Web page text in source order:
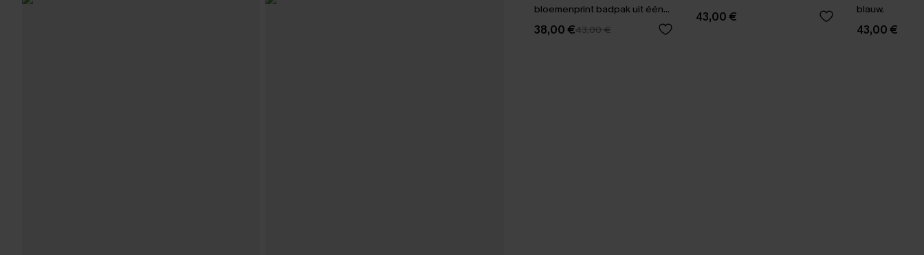
bloemenprint badpak uit één
stuk
38,00 €43,00 €
43,00 €
blauw.
43,00 €